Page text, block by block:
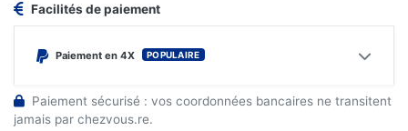
Facilités de paiement
Paiement en 4X POPULAIRE
Paiement sécurisé : vos coordonnées bancaires ne transitent
jamais par chezvous.re.